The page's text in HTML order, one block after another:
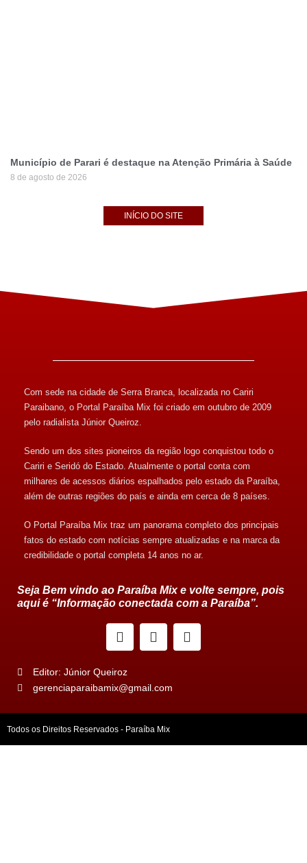
Município de Parari é destaque na Atenção Primária à Saúde
8 de agosto de 2026
INÍCIO DO SITE
Com sede na cidade de Serra Branca, localizada no Cariri
Paraibano, o Portal Paraíba Mix foi criado em outubro de 2009
pelo radialista Júnior Queiroz.
Sendo um dos sites pioneiros da região logo conquistou todo o
Cariri e Seridó do Estado. Atualmente o portal conta com
milhares de acessos diários espalhados pelo estado da Paraíba,
além de outras regiões do país e ainda em cerca de 8 países.
O Portal Paraíba Mix traz um panorama completo dos principais
fatos do estado com notícias sempre atualizadas e na marca da
credibilidade o portal completa 14 anos no ar.
Seja Bem vindo ao Paraíba Mix e volte sempre, pois
aqui é “Informação conectada com a Paraíba”.
Editor: Júnior Queiroz
gerenciaparaibamix@gmail.com
Todos os Direitos Reservados - Paraíba Mix